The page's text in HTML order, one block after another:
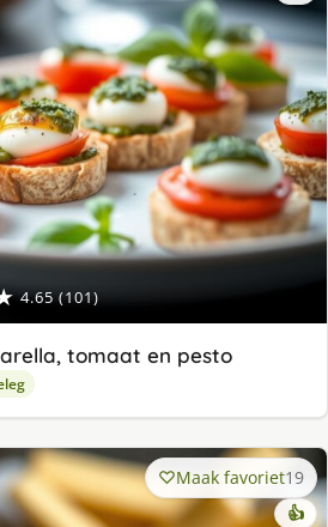
4.65 (101)
tomaat en pesto
Maak favoriet19
👍